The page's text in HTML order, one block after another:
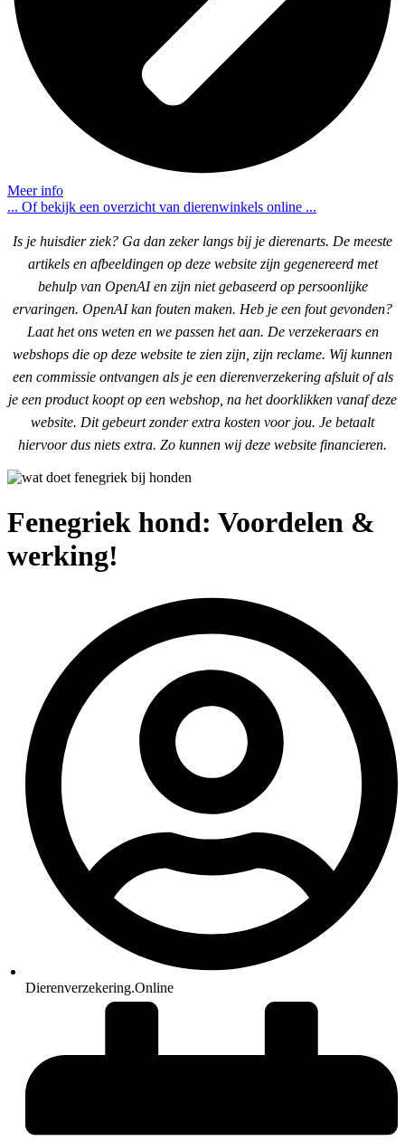
Meer info
... Of bekijk een overzicht van dierenwinkels online ...
Is je huisdier ziek? Ga dan zeker langs bij je dierenarts. De meeste
artikels en afbeeldingen op deze website zijn gegenereerd met
behulp van OpenAI en zijn niet gebaseerd op persoonlijke
ervaringen. OpenAI kan fouten maken. Heb je een fout gevonden?
Laat het ons weten en we passen het aan. De verzekeraars en
webshops die op deze website te zien zijn, zijn reclame. Wij kunnen
een commissie ontvangen als je een dierenverzekering afsluit of als
je een product koopt op een webshop, na het doorklikken vanaf deze
website. Dit gebeurt zonder extra kosten voor jou. Je betaalt
hiervoor dus niets extra. Zo kunnen wij deze website financieren.
Fenegriek hond: Voordelen &
werking!
Dierenverzekering.Online